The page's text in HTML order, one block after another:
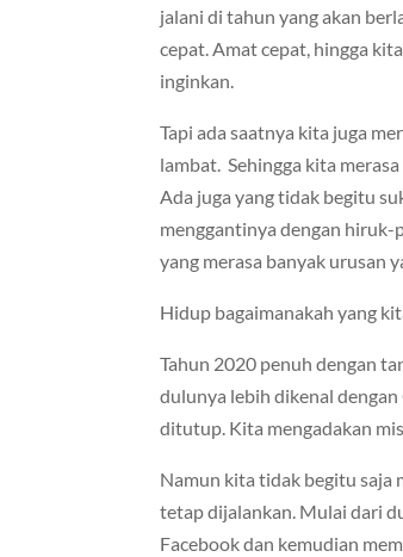
jalani di tahun yang akan
cepat. Amat cepat, hingga
inginkan.
Tapi ada saatnya kita juga
lambat. Sehingga kita
Ada juga yang tidak begitu
menggantinya dengan hiruk-
yang merasa banyak urusan
Hidup bagaimanakah yang
Tahun 2020 penuh dengan
dulunya lebih dikenal
ditutup. Kita mengadakan
Namun kita tidak begitu saja
tetap dijalankan. Mulai dari
Facebook dan kemudian